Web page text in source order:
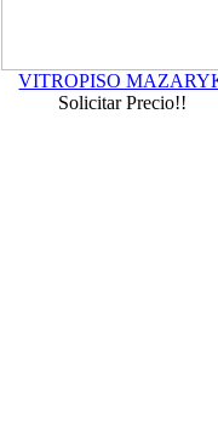
VITROPISO
Solicitar Precio!!